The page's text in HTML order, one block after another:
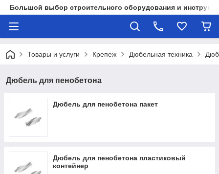
Большой выбор строительного оборудования и
Товары и услуги Крепеж Дюбельная техника
Дюбель для пенобетона
Дюбель для пенобетона пакет
Дюбель для пенобетона пластиковый
контейнер